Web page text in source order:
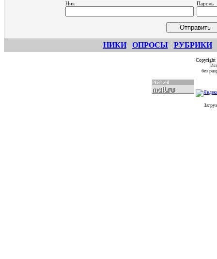
Ник Пароль
НИКИ ОПРОСЫ РУБРИКИ
без